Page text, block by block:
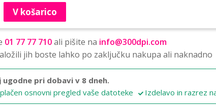
V košarico
01 77 77 710ali pišite na info@300dpi.com
jih boste lahko po zaključku nakupa ali naknadno
ugodne pri dobavi v 8 dneh.
osnovni pregled vaše datoteke Izdelavo in razrez